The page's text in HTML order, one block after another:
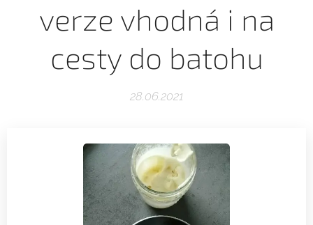
verze vhodná i na
cesty do batohu
28.06.2021